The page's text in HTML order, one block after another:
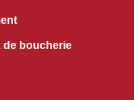
de boucherie